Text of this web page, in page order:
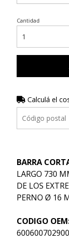
Cantidad
Calculá el
BARRA
LARGO 730
DE LOS
PERNO Ø 16
CODIGO